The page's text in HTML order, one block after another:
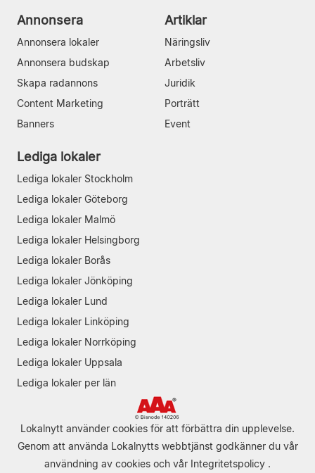
Annonsera
Annonsera lokaler
Annonsera budskap
Skapa radannons
Content Marketing
Banners
Artiklar
Näringsliv
Arbetsliv
Juridik
Porträtt
Event
Lediga lokaler
Lediga lokaler Stockholm
Lediga lokaler Göteborg
Lediga lokaler Malmö
Lediga lokaler Helsingborg
Lediga lokaler Borås
Lediga lokaler Jönköping
Lediga lokaler Lund
Lediga lokaler Linköping
Lediga lokaler Norrköping
Lediga lokaler Uppsala
Lediga lokaler per län
Lokalnytt använder cookies för att förbättra din upplevelse.
Genom att använda Lokalnytts webbtjänst godkänner du vår
användning av cookies och vår Integritetspolicy .